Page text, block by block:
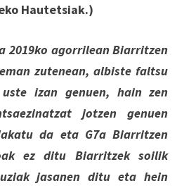
Hautetsiak.)
2019ko agorrilean Biarritzen
zutenean, albiste faltsu
izan genuen, hain zen
jotzen genuen
da eta G7a Biarritzen
ez ditu Biarritzek soilik
jasanen ditu eta hein